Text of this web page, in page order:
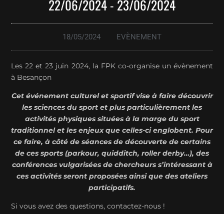
22/06/2024 - 23/06/2024
18/05/2024 EVÈNEMENT
Les 22 et 23 juin 2024, la FPK co-organise un évènement
à Besançon
Cet événement culturel et sportif vise à faire découvrir
les sciences du sport et plus particulièrement les
activités physiques situées à la marge du sport
traditionnel et les enjeux que celles-ci englobent. Pour
ce faire, à côté de séances de découverte de certains
de ces sports (parkour, quidditch, roller derby…), des
conférences vulgarisées de chercheurs s’intéressant à
ces activités seront proposées ainsi que des ateliers
participatifs.
Si vous avez des questions, contactez-nous !